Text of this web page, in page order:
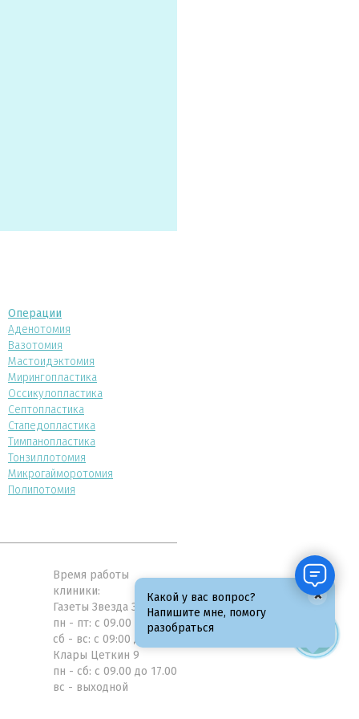
Операции
Аденотомия
Вазотомия
Мастоидэктомия
Мирингопластика
Оссикулопластика
Септопластика
Стапедопластика
Тимпанопластика
Тонзиллотомия
Микрогайморотомия
Полипотомия
Время работы
клиники:
Газеты Звезда 31а
пн - пт: с 09.00 до 21.00
сб - вс: с 09:00 до 19:00
Клары Цеткин 9
пн - сб: с 09.00 до 17.00
вс - выходной
Какой у вас вопрос?
Напишите мне, помогу
разобраться
×